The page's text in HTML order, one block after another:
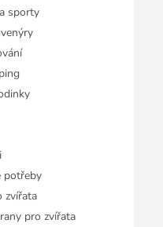
sporty
potřeby
zvířata
pro zvířata